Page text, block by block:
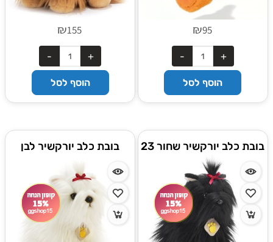
₪95
הוסף לסל
₪155
הוסף לסל
בובת כלב יורקשיר שחור 23
ס"מ
בובת כלב יורקשיר לבן